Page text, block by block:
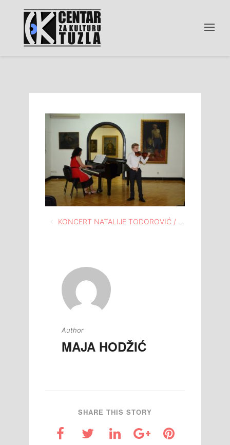
Navigacija
KONCERT NATALIJE TODOROVIĆ / VIOLINA, ODRŽAN U MEĐUNARODNOJ GALERIJI PORTRETA
Author
MAJA HODŽIĆ
SHARE THIS STORY